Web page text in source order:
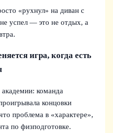
«рухнул» на диван с
успел — это не отдых, а
игра, когда есть
команда
концовки
проблема в «характере»,
по физподготовке.